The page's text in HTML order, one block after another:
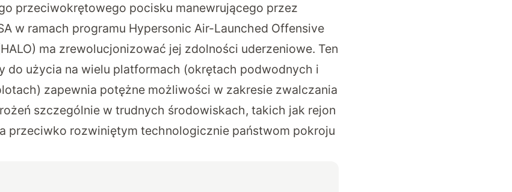
przeciwokrętowego pocisku manewrującego przez
w ramach programu Hypersonic Air-Launched Offensive
ma zrewolucjonizować jej zdolności uderzeniowe. Ten
do użycia na wielu platformach (okrętach podwodnych i
zapewnia potężne możliwości w zakresie zwalczania
szczególnie w trudnych środowiskach, takich jak rejon
przeciwko rozwiniętym technologicznie państwom pokroju